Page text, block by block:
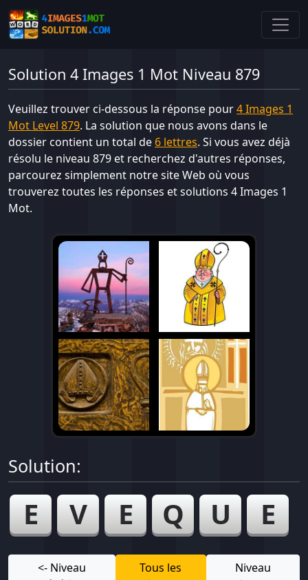
Solution 4 Images 1 Mot Niveau 879
Veuillez trouver ci-dessous la réponse pour4 Images 1
Mot Level 879. La solution que nous avons dans le
dossier contient un total de 6 lettres. Si vous avez déjà
résolu le niveau 879 et recherchez d'autres réponses,
parcourez simplement notre site Web où vous
trouverez toutes les réponses et solutions 4 Images 1
Mot.
Solution:
E V E Q U E
<- Niveau
Tous les
Niveau